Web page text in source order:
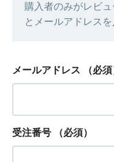
購入者のみがレビ
とメールアドレス
メールアドレス （必須
受注番号 （必須）